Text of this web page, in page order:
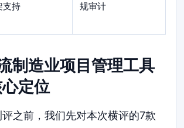
支持
规审计
制造业项目管理工具
定位
之前，我们先对本次横评的7款